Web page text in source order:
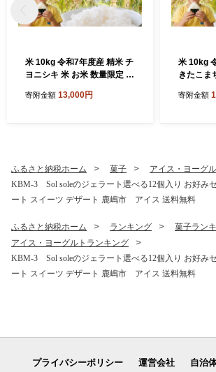
米 10kg 令和7年度産 精米 チ
ヨニシキ 米 お米 数量限定 単
白米 弁当 こめ おこめ kome
寄附金額 13,000円
米 10kg
きたこま
0kg 米
嶋市
寄附金額
ふるさと納税ホーム 菓子
アイス・ヨーグ
KBM-3 Sol soleのジェラート選べる12個入り お好
ート スイーツ デザート 鹿嶋市 アイス 送料無料
ふるさと納税ホーム ランキング
菓子ラン
アイス・ヨーグルトランキング
KBM-3 Sol soleのジェラート選べる12個入り お好
ート スイーツ デザート 鹿嶋市 アイス 送料無料
プライバシーポリシー 運営会社 自治